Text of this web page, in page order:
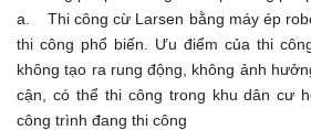
a. Thi công cừ Larsen bằng máy ép
thi công phổ biến. Ưu điểm của thi
không tạo ra rung động, không ảnh
cận, có thể thi công trong khu dân cư
công trình đang thi công